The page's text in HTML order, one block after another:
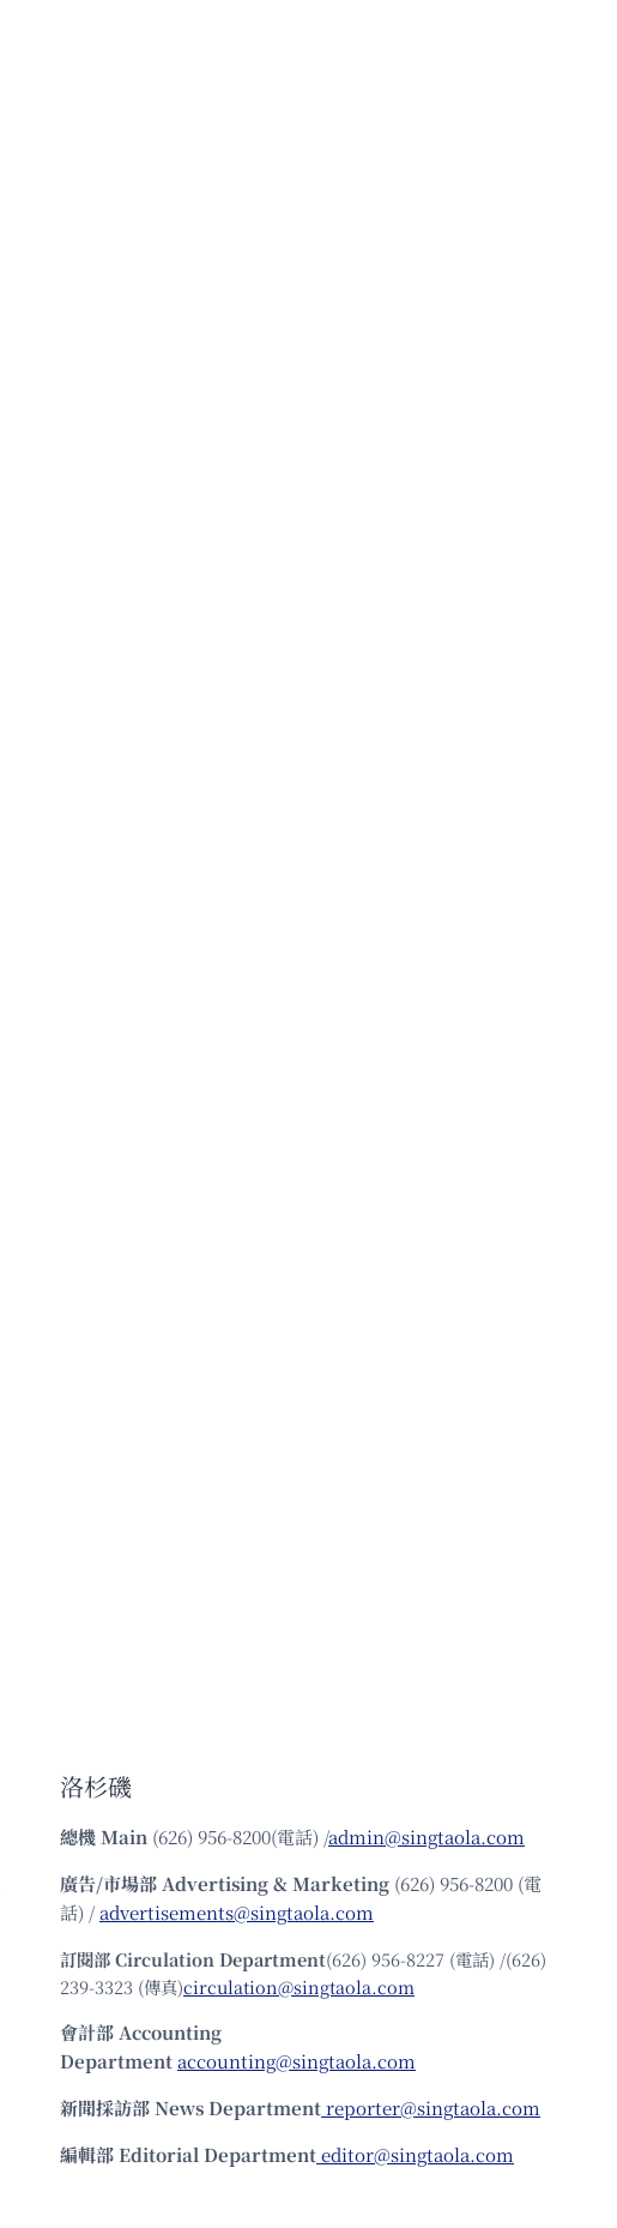
洛杉磯
總機Main (626) 956-8200(電話) /admin@singtaola.com
廣告/市場部Advertising & Marketing (626) 956-8200 (電
話) /advertisements@singtaola.com
訂閱部 Circulation Department(626) 956-8227 (電話) /(626)
239-3323 (傳真)circulation@singtaola.com
會計部 Accounting
Departmentaccounting@singtaola.com
新聞採訪部 News Departmentreporter@singtaola.com
編輯部 Editorial Departmenteditor@singtaola.com